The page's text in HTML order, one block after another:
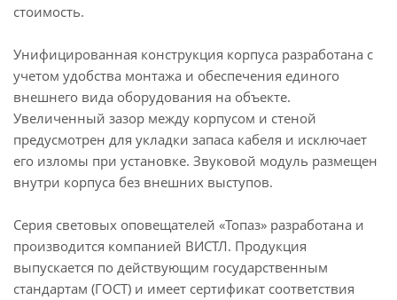
стоимость.
Унифицированная конструкция корпуса разработана с
учетом удобства монтажа и обеспечения единого
внешнего вида оборудования на объекте.
Увеличенный зазор между корпусом и стеной
предусмотрен для укладки запаса кабеля и исключает
его изломы при установке. Звуковой модуль размещен
внутри корпуса без внешних выступов.
Серия световых оповещателей «Топаз» разработана и
производится компанией ВИСТЛ. Продукция
выпускается по действующим государственным
стандартам (ГОСТ) и имеет сертификат соответствия